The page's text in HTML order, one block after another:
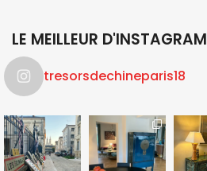
LE MEILLEUR D'INSTAGRAM
tresorsdechineparis18